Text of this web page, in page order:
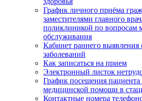
График личного приёма
заместителями главного
поликлиникой по вопросам
обслуживания
Кабинет раннего выявления
заболеваний
Как записаться на прием
Электронный листок
График посещения
медицинской помощи в
Контактные номера